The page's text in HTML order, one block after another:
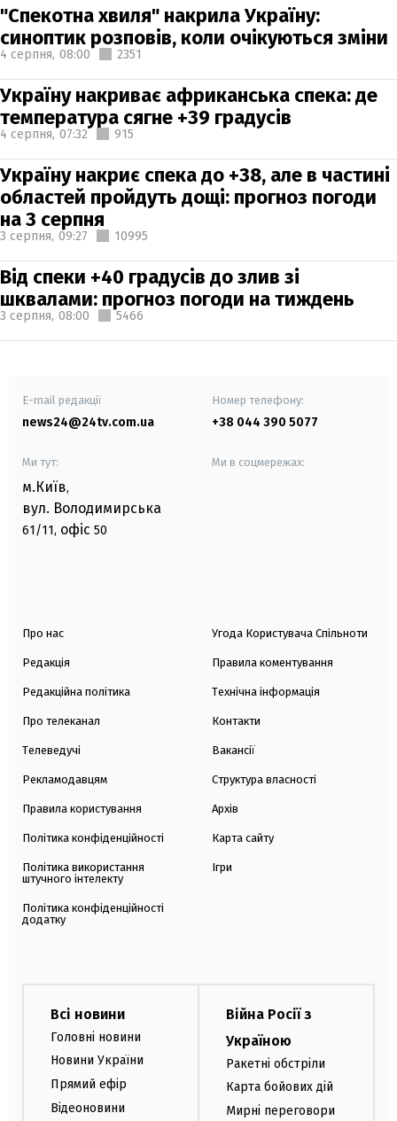
"Спекотна хвиля" накрила Україну:
синоптик розповів, коли очікуються зміни
4 серпня, 08:00 2351
Україну накриває африканська спека: де
температура сягне +39 градусів
4 серпня, 07:32 915
Україну накриє спека до +38, але в частині
областей пройдуть дощі: прогноз погоди
на 3 серпня
3 серпня, 09:27 10995
Від спеки +40 градусів до злив зі
шквалами: прогноз погоди на тиждень
3 серпня, 08:00 5466
E-mail редакції
news24@24tv.com.ua
Номер телефону:
+38 044 390 5077
Ми тут:
м.Київ,
вул. Володимирська
61/11, офіс 50
Ми в соцмережах:
Про нас
Редакція
Редакційна політика
Про телеканал
Телеведучі
Рекламодавцям
Правила користування
Політика конфіденційності
Політика використання
штучного інтелекту
Політика конфіденційності
додатку
Угода Користувача Спільноти
Правила коментування
Технічна інформація
Контакти
Вакансії
Структура власності
Архів
Карта сайту
Ігри
Всі новини
Головні новини
Новини України
Прямий ефір
Відеоновини
Війна Росії з
Україною
Ракетні обстріли
Карта бойових дій
Мирні переговори